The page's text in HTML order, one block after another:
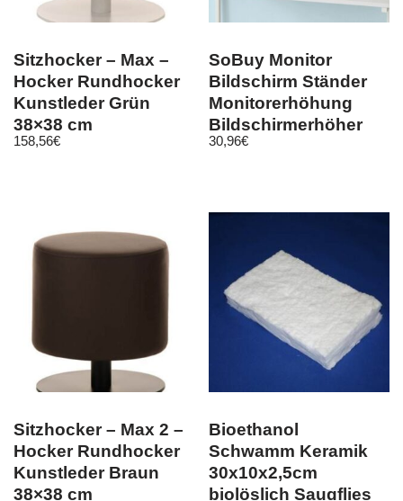
Sitzhocker – Max –
Hocker Rundhocker
Kunstleder Grün
38×38 cm
158,56€
SoBuy Monitor
Bildschirm Ständer
Monitorerhöhung
Bildschirmerhöher
Weiß BBF02-W
30,96€
Sitzhocker – Max 2 –
Hocker Rundhocker
Kunstleder Braun
38×38 cm
Bioethanol
Schwamm Keramik
30x10x2,5cm
biolöslich Saugflies